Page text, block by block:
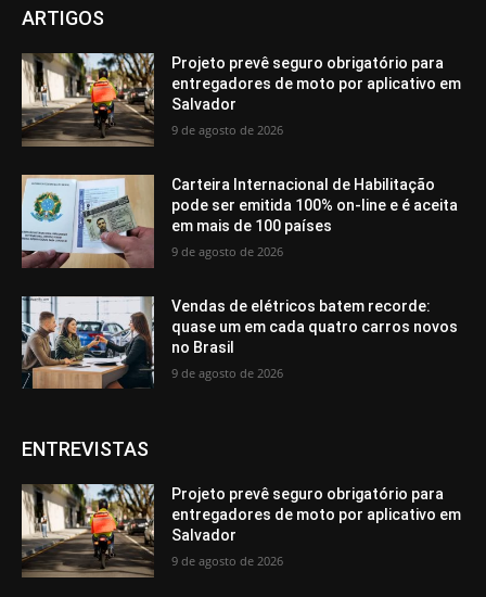
ARTIGOS
Projeto prevê seguro obrigatório para
entregadores de moto por aplicativo em
Salvador
9 de agosto de 2026
Carteira Internacional de Habilitação
pode ser emitida 100% on-line e é aceita
em mais de 100 países
9 de agosto de 2026
Vendas de elétricos batem recorde:
quase um em cada quatro carros novos
no Brasil
9 de agosto de 2026
ENTREVISTAS
Projeto prevê seguro obrigatório para
entregadores de moto por aplicativo em
Salvador
9 de agosto de 2026